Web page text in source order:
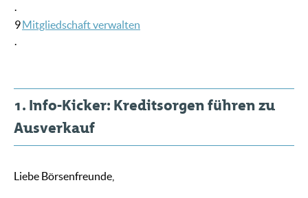
.
9
.
Mitgliedschaft verwalten
1. Info-Kicker: Kreditsorgen führen zu
Ausverkauf
Liebe Börsenfreunde,